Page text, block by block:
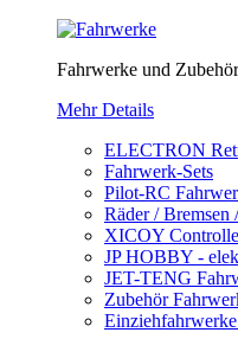
Fahrwerke und Zubehör
Mehr Details
ELECTRON
Fahrwerk-Sets
Pilot-RC
Räder / Bremsen
XICOY
JP HOBBY -
JET-TENG
Zubehör